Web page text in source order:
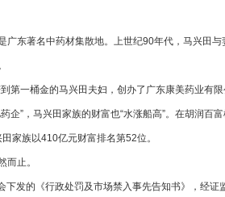
广东著名中药材集散地。上世纪90年代，马兴田
第一桶金的马兴田夫妇，创办了广东康美药业有
企”，马兴田家族的财富也“水涨船高”。在胡润百
家族以410亿元财富排名第52位。
而止。
下发的《行政处罚及市场禁入事先告知书》，经